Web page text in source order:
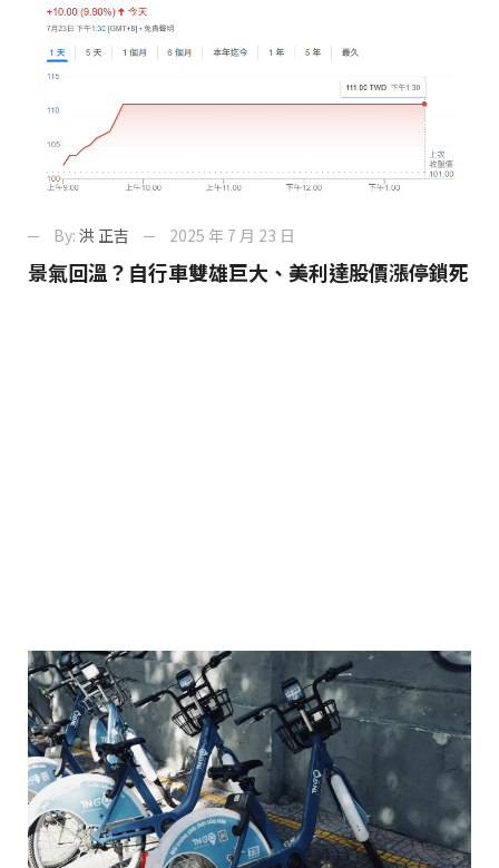
By: 洪 正吉 2025 年 7 月 23 日
景氣回溫？自行車雙雄巨大、美利達股價漲停鎖死